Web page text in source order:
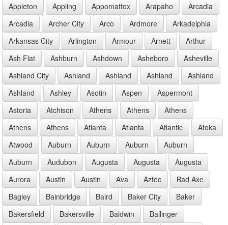
Appleton
Appling Appomattox Arapaho
Arcadia
Arcadia
Archer City Arco Ardmore
Arkadelphia
Arkansas City
Arlington Armour Arnett
Arthur
Ash Flat
Ashburn Ashdown Asheboro
Asheville
Ashland City
Ashland Ashland Ashland
Ashland
Ashland
Ashley Asotin Aspen
Aspermont
Astoria
Atchison Athens Athens
Athens
Athens
Athens Atlanta Atlanta Atlantic
Atoka
Atwood
Auburn Auburn Auburn
Auburn
Auburn
Audubon Augusta Augusta
Augusta
Aurora
Austin Austin Ava Aztec
Bad Axe
Bagley
Bainbridge Baird Baker City
Baker
Bakersfield
Bakersville Baldwin
Ballinger